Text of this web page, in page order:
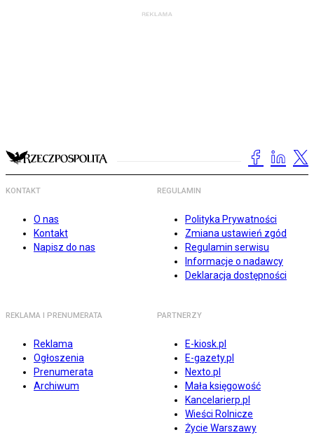
KONTAKT
O nas
Kontakt
Napisz do nas
REGULAMIN
Polityka Prywatności
Zmiana ustawień zgód
Regulamin serwisu
Informacje o nadawcy
Deklaracja dostępności
REKLAMA I PRENUMERATA
Reklama
Ogłoszenia
Prenumerata
Archiwum
PARTNERZY
E-kiosk.pl
E-gazety.pl
Nexto.pl
Mała księgowość
Kancelarierp.pl
Wieści Rolnicze
Życie Warszawy